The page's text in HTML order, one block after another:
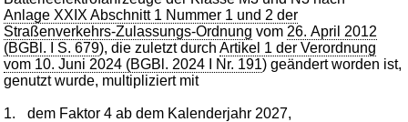
Anlage XXIX Abschnitt 1 Nummer 1 und 2 der
Straßenverkehrs-Zulassungs-Ordnung vom 26. April 2012
(BGBl. I S. 679), die zuletzt durchArtikel 1 der Verordnung
vom 10. Juni 2024 (BGBl. 2024 I Nr. 191) geändert worden ist,
genutzt wurde, multipliziert mit
1. dem Faktor 4 ab dem Kalenderjahr 2027,